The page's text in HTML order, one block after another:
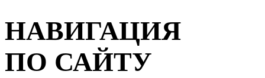
НАВИГАЦИЯ
ПО САЙТУ